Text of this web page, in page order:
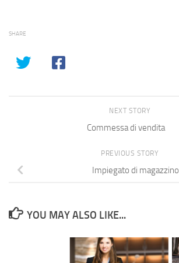
SHARE
NEXT STORY
Commessa di vendita
PREVIOUS STORY
Impiegato di magazzino
YOU MAY ALSO LIKE...